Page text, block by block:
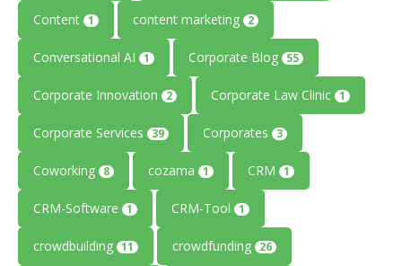
Content 1 content marketing 2
Conversational AI 1 Corporate Blog 55
Corporate Innovation 2 Corporate Law Clinic 1
Corporate Services 39 Corporates 3
Coworking 8 cozama 1 CRM 1
CRM-Software 1 CRM-Tool 1
crowdbuilding 11 crowdfunding 26